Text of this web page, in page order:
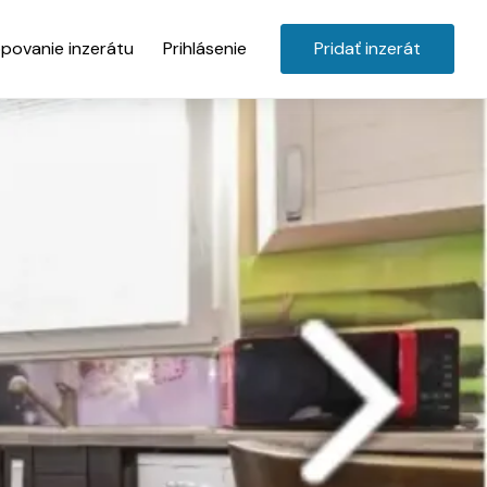
inzerátu Prihlásenie Pridať inzerát